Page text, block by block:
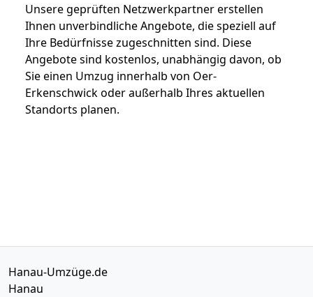
Unsere geprüften Netzwerkpartner erstellen
Ihnen unverbindliche Angebote, die speziell auf
Ihre Bedürfnisse zugeschnitten sind. Diese
Angebote sind kostenlos, unabhängig davon, ob
Sie einen Umzug innerhalb von Oer-
Erkenschwick oder außerhalb Ihres aktuellen
Standorts planen.
Hanau-Umzüge.de
Hanau